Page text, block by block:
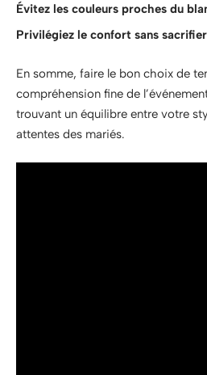
Évitez les couleurs proches du
Privilégiez le confort sans sacrifier
En somme, faire le bon choix de
compréhension fine de
trouvant un équilibre entre votre
attentes des mariés.